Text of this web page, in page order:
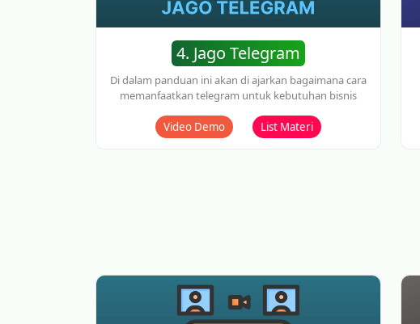
4. Jago Telegram
Di dalam panduan ini akan di ajarkan bagaimana cara
memanfaatkan telegram untuk kebutuhan bisnis
Video Demo List Materi